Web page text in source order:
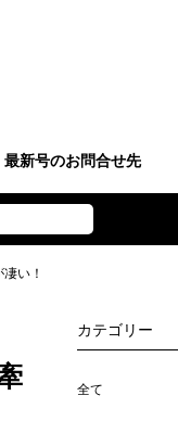
最新号のお問合せ先
い！
カテゴリー
全て